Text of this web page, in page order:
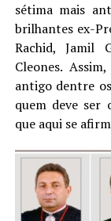
sétima mais
brilhantes ex-
Rachid, Jamil
Cleones.
antigo dentre
quem deve ser
que aqui se